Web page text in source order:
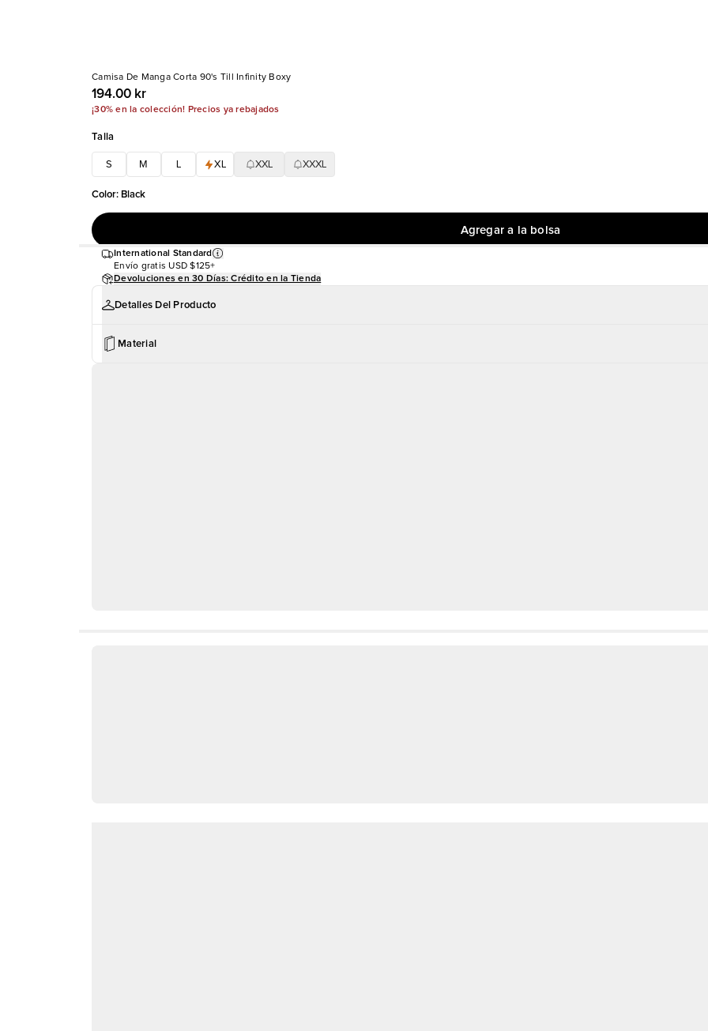
Camisa De Manga Corta 90's Till Infinity Boxy
194.00 kr
¡30% en la colección! Precios ya rebajados
Talla
S M XL XXL XXXL
Color: Black
Agregar a la bolsa
International Standard
Envío gratis USD $125+
Devoluciones en 30 Días: Crédito en la Tienda
Detalles Del Producto
Material